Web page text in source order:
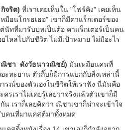
จริต) ที่เราเคยเห็นใน "โฟร์คิง" เคยเห็น
มือนโกรธเธอ" เขาก็มีคาแร็กเตอร์ของ
นัทที่มารับบทเป็นต้อ คาแร็กเตอร์เป็นคน
ไหลไปกับชีวิต ไม่มีเป้าหมาย ไม่มีอะไร
ชา ดังวัธนาวณิชย์) มันเหมือนคนที่
อะทะยาน ตัวกิ๊บก็มีการแบกกับสิ่งเหล่านี้
ณ์ของตัวเองในชีวิตให้เราฟัง นี่มันคือ
รเราไม่เคยรู้เลยว่าจริงแล้วตัวเขาก็มี
เราก็เลยคิดว่า ณิชาเขาก็น่าจะเข้าใจ
คนที่มาแคสต์มาทั้งหมด